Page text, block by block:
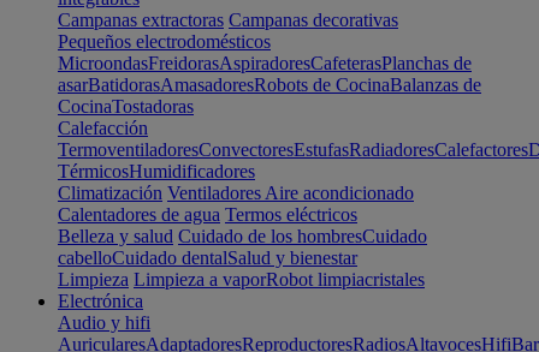
Campanas extractoras Campanas decorativas
Pequeños electrodomésticos
MicroondasFreidorasAspiradoresCafeterasPlanchas de
asarBatidorasAmasadoresRobots de CocinaBalanzas de
CocinaTostadoras
Calefacción
TermoventiladoresConvectoresEstufasRadiadoresCalefactores
TérmicosHumidificadores
Climatización Ventiladores Aire acondicionado
Calentadores de agua Termos eléctricos
Belleza y salud Cuidado de los hombresCuidado
cabelloCuidado dentalSalud y bienestar
Limpieza Limpieza a vaporRobot limpiacristales
Electrónica
Audio y hifi
AuricularesAdaptadoresReproductoresRadiosAltavocesHifi